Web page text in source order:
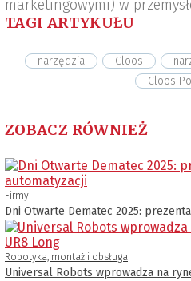
marketingowymi) w
TAGI ARTYKUŁU
narzędzia Cloos
Cloos
ZOBACZ RÓWNIEŻ
Firmy
Dni Otwarte Dematec 2025:
Robotyka, montaż i obsługa
Universal Robots wprowadza na